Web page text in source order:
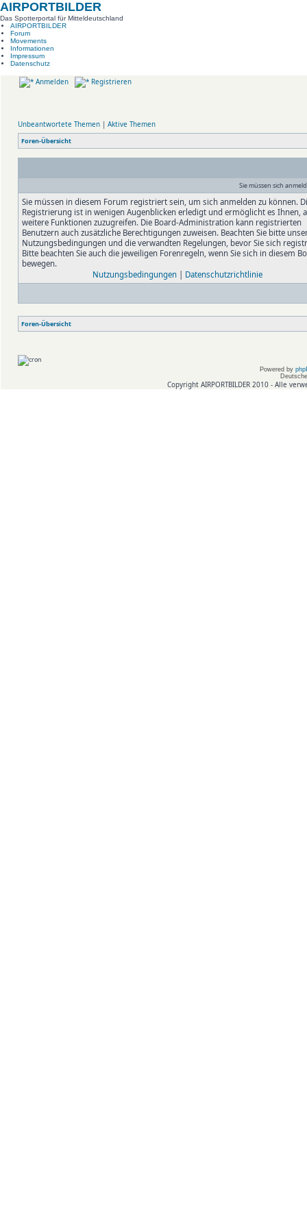
AIRPORTBILDER
Das Spotterportal für Mitteldeutschland
AIRPORTBILDER
Forum
Movements
Informationen
Impressum
Datenschutz
Anmelden Registrieren
Unbeantwortete Themen | Aktive Themen
Foren-Übersicht
Sie müssen sich
Sie müssen in diesem Forum registriert sein, um sich anmelden zu können.
Registrierung ist in wenigen Augenblicken erledigt und ermöglicht es Ihnen,
weitere Funktionen zuzugreifen. Die Board-Administration kann registrierten
Benutzern auch zusätzliche Berechtigungen zuweisen. Beachten Sie bitte
Nutzungsbedingungen und die verwandten Regelungen, bevor Sie sich
Bitte beachten Sie auch die jeweiligen Forenregeln, wenn Sie sich in diesem
bewegen.
Nutzungsbedingungen| Datenschutzrichtlinie
Foren-Übersicht
Powered by
Copyright AIRPORTBILDER 2010 - Alle